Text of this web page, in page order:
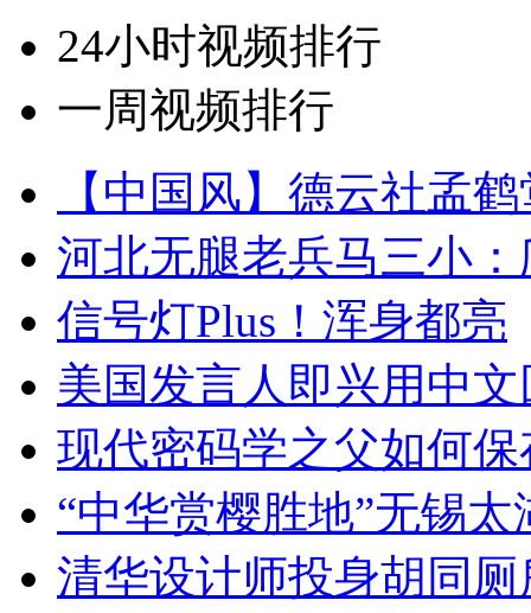
24小时视频排行
一周视频排行
【中国风】德云社孟
河北无腿老兵马三小
信号灯Plus！浑身都亮
美国发言人即兴用中
现代密码学之父如何
“中华赏樱胜地”无锡
清华设计师投身胡同